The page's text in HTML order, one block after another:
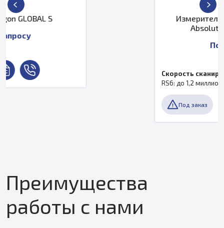
Измерительная рука Hexagon
Absolute Arm Compact
Скорость сканирования
RS6: до 1,2 миллиона точек/с
Преимущества
работы с нами